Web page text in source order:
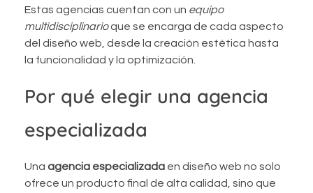
Estas agencias cuentan con un equipo
multidisciplinarioque se encarga de cada aspecto
del diseño web, desde la creación estética hasta
la funcionalidad y la optimización.
Por qué elegir una agencia
especializada
Una agencia especializada en diseño web no solo
ofrece un producto final de alta calidad, sino que